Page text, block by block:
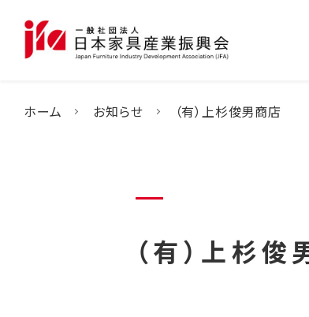
ホーム お知らせ （有）上杉俊男商店
（有）上杉俊